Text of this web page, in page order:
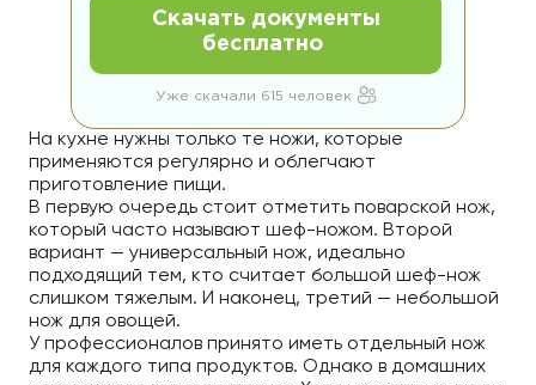
Скачать документы
бесплатно
Уже скачали 615 человек
На кухне нужны только те ножи, которые
применяются регулярно и облегчают
приготовление пищи.
В первую очередь стоит отметить поварской нож,
который часто называют шеф-ножом. Второй
вариант — универсальный нож, идеально
подходящий тем, кто считает большой шеф-нож
слишком тяжелым. И наконец, третий — небольшой
нож для овощей.
У профессионалов принято иметь отдельный нож
для каждого типа продуктов. Однако в домашних